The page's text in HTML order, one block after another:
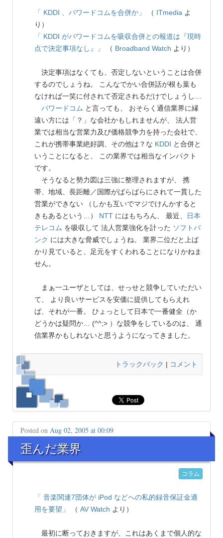
「 KDDI 、パワードコムを合併か」 （ ITmedia よ
り）
「 KDDI がパワードコムを吸収合併との報道は『現時
点で決定事項なし』」
（ Broadband Watch より）
決定事項はなくても、否定しないということは合併
するのでしょうね。 こんなでかい合併話が根も葉も
なければ一笑に付されて否定されるだけでしょうし…
パワードコム と言っても、 おそらく通信業界に縁
遠い方には「？」な会社かもしれませんが、 法人営
業では相当な営業力及び価格競争力を持った会社で、
これが携帯事業絶好調、その他は？な KDDI と合併と
いうことになると、 この業界では相当なインパクト
です。
そうなると勢力図は三強に整理されますが、 携
帯、地域、長距離／国際がばらばらにされて一貫した
営業ができない （しかも互いでマジでけんかすると
きもあるという…） NTT にはもちろん、 最近、
日本
テレコム を吸収して 法人営業強化を計った ソフトバ
ンク には大きな脅威でしょうね。 業界二位だと上ば
かり見ていると、足元をすくわれることになりかねま
せん。
まぁ一ユーザとしては、せっせと競争していただい
て、 より良いサービスを安価に提供してもらえれ
ば、それが一番。 ひょっとして日本で一番健全（か
どうかは疑問か… (^^;> ）な競争をしているのは、 通
信業界かもしれないと思うようになってきました。
トラックバック | コメント
Posted on Aug 02, 2005 at 00:09
歪んだ業界
コラム
「 音楽関連7団体が iPod などへの私的録音保証金適
用を要望」
（ AV Watch より）
最初に断っておきますが、これはあくまで個人的な